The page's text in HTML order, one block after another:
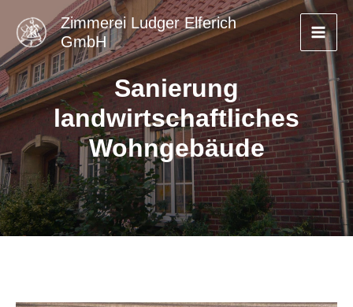
Inhalt
springen
Zimmerei Ludger Elferich
GmbH
Sanierung
landwirtschaftliches
Wohngebäude